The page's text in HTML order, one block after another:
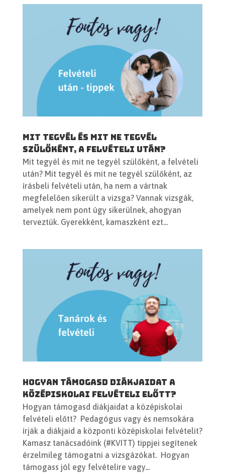
Mit tegyél és mit ne tegyél
szülőként, a felvételi után?
Mit tegyél és mit ne tegyél szülőként, a felvételi
után? Mit tegyél és mit ne tegyél szülőként, az
írásbeli felvételi után, ha nem a vártnak
megfelelően sikerült a vizsga? Vannak vizsgák,
amelyek nem pont úgy sikerülnek, ahogyan
terveztük. Gyerekként, kamaszként ezt...
Hogyan támogasd diákjaidat a
középiskolai felvételi előtt?
Hogyan támogasd diákjaidat a középiskolai
felvételi előtt? Pedagógus vagy és nemsokára
írják a diákjaid a központi középiskolai felvételit?
Kamasz tanácsadóink (#KVITT) tippjei segítenek
érzelmileg támogatni a vizsgázókat. Hogyan
támogass jól egy felvételire vagy...